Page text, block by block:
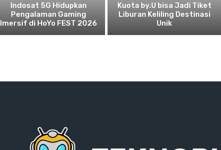
Indosat 5G Hidupkan
Pengalaman Gaming
Imersif di HoYo FEST 2026
Kuota by.U bisa Jadi Tiket
Liburan Keliling Destinasi
Unik